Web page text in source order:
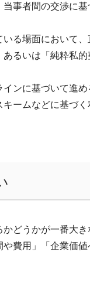
事者間の交渉に
る場面において
るいは「純粋私的
ンに基づいて進
ームなどに基づ
どうかが一番大
費用」「企業価